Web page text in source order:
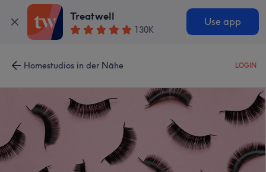
Treatwell
130K
Use app
Homestudios in der Nähe LOGIN